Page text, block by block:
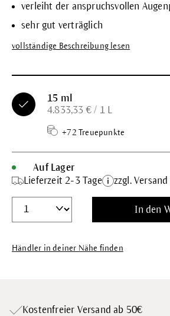
verleiht der anspruchsvollen
sehr gut verträglich
vollständige Beschreibung lesen
15 ml
4.833,33 € / 1 L
+72 Treuepunkte
Auf Lager
Lieferzeit 2-3 Tage
zzgl. Versand
In den
Händler in deiner Nähe finden
Kostenfreier Versand ab 50€